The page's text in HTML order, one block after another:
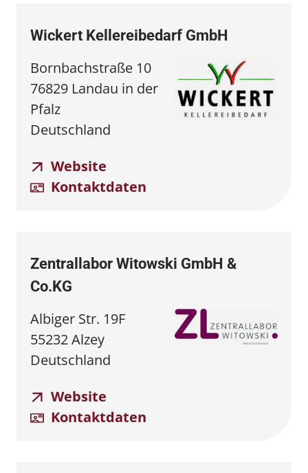
Wickert Kellereibedarf GmbH
Bornbachstraße 10
76829 Landau in der
Pfalz
Deutschland
Website
Kontaktdaten
Zentrallabor Witowski GmbH &
Co.KG
Albiger Str. 19F
55232 Alzey
Deutschland
Website
Kontaktdaten